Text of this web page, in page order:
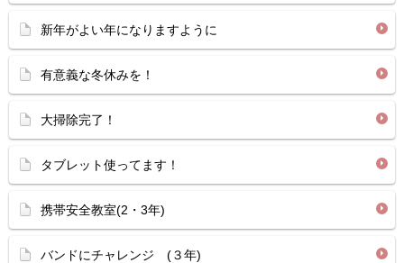
新年がよい年になりますように
有意義な冬休みを！
大掃除完了！
タブレット使ってます！
携帯安全教室(2・3年)
バンドにチャレンジ (３年)